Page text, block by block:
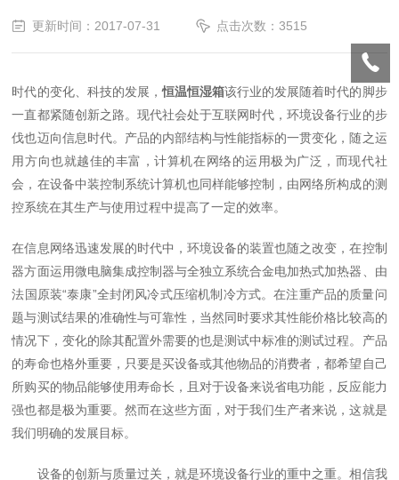
更新时间：2017-07-31 点击次数：3515
时代的变化、科技的发展，恒温恒湿箱该行业的发展随着时代的脚步
一直都紧随创新之路。现代社会处于互联网时代，环境设备行业的步
伐也迈向信息时代。产品的内部结构与性能指标的一贯变化，随之运
用方向也就越佳的丰富，计算机在网络的运用极为广泛，而现代社
会，在设备中装控制系统计算机也同样能够控制，由网络所构成的测
控系统在其生产与使用过程中提高了一定的效率。
在信息网络迅速发展的时代中，环境设备的装置也随之改变，在控制
器方面运用微电脑集成控制器与全独立系统合金电加热式加热器、由
法国原装“泰康”全封闭风冷式压缩机制冷方式。在注重产品的质量问
题与测试结果的准确性与可靠性，当然同时要求其性能价格比较高的
情况下，变化的除其配置外需要的也是测试中标准的测试过程。产品
的寿命也格外重要，只要是买设备或其他物品的消费者，都希望自己
所购买的物品能够使用寿命长，且对于设备来说省电功能，反应能力
强也都是极为重要。然而在这些方面，对于我们生产者来说，这就是
我们明确的发展目标。
设备的创新与质量过关，就是环境设备行业的重中之重。相信我